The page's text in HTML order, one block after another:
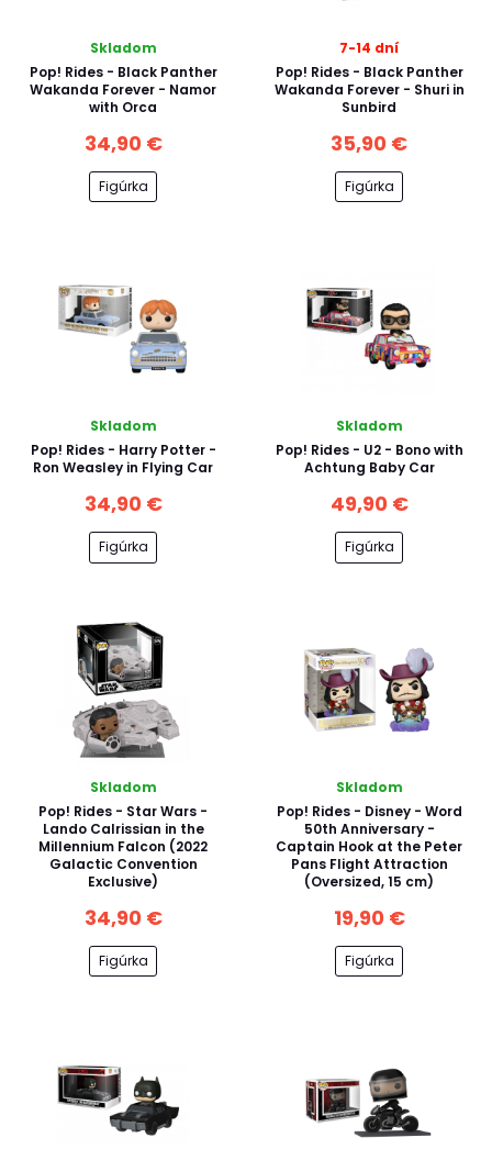
Skladom
Pop! Rides - Black Panther
Wakanda Forever - Namor
with Orca
34,90 €
Figúrka
7-14 dní
Pop! Rides - Black Panther
Wakanda Forever - Shuri in
Sunbird
35,90 €
Figúrka
Skladom
Pop! Rides - Harry Potter -
Ron Weasley in Flying Car
34,90 €
Figúrka
Skladom
Pop! Rides - U2 - Bono with
Achtung Baby Car
49,90 €
Figúrka
Skladom
Pop! Rides - Star Wars -
Lando Calrissian in the
Millennium Falcon (2022
Galactic Convention
Exclusive)
34,90 €
Figúrka
Skladom
Pop! Rides - Disney - Word
50th Anniversary -
Captain Hook at the Peter
Pans Flight Attraction
(Oversized, 15 cm)
19,90 €
Figúrka